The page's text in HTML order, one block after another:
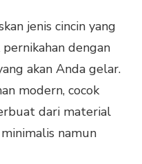
jenis cincin yang
dengan
akan Anda gelar.
modern, cocok
dari material
namun